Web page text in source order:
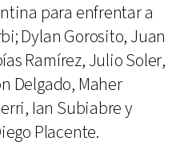
para enfrentar a
Dylan Gorosito, Juan
Ramírez, Julio Soler,
Delgado, Maher
Ian Subiabre y
Placente.